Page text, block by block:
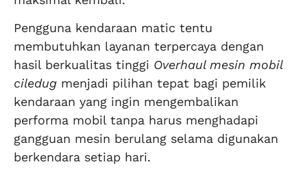
Pengguna kendaraan matic tentu
membutuhkan layanan terpercaya dengan
hasil berkualitas tinggi Overhaul mesin mobil
ciledug menjadi pilihan tepat bagi pemilik
kendaraan yang ingin mengembalikan
performa mobil tanpa harus menghadapi
gangguan mesin berulang selama digunakan
berkendara setiap hari.